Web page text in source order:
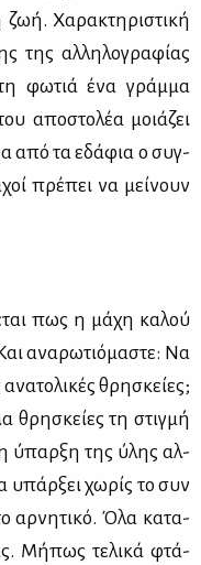
Χα­ρα­κτη­ρι­στι­κή
της αλ­λη­λο­γρα­φί­ας
φω­τιά ένα γράμ­μα
απο­στο­λέα μοιά­ζει
από τα εδά­φια ο συγ­
πρέ­πει να μεί­νουν
πως η μά­χη κα­λού
ανα­ρω­τιό­μα­στε: Να
θρη­σκεί­ες;
θρη­σκεί­ες τη στιγ­μή
ύπαρ­ξη της ύλης αλ­
υπάρ­ξει χω­ρίς το συν
αρ­νη­τι­κό. Όλα κα­τα­
Μή­πως τε­λι­κά φτά­